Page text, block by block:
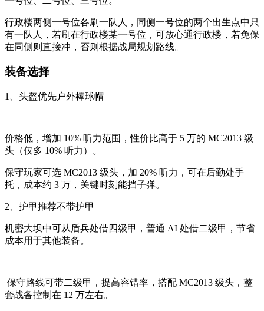
行政楼两侧一号位各刷一队人，同侧一号位的两个出生点中只
有一队人，若刷在行政楼某一号位，可放心通行政楼，若免保
在同侧则直接冲，否则根据战局规划路线。
装备选择
1、头盔优先户外棒球帽
价格低，增加 10% 听力范围，性价比高于 5 万的 MC2013 级
头（仅多 10% 听力）。
保守玩家可选 MC2013 级头 ，加 20% 听力，可在后勤处手
托，成本约 3 万，关键时刻能挡子弹。
2、护甲推荐不带护甲
机密大坝中可从盾兵处借四级甲，普通 AI 处借二级甲，节省
成本用于其他装备。
保守路线可带二级甲，提高容错率，搭配 MC2013 级头，整
套战备控制在 12 万左右。